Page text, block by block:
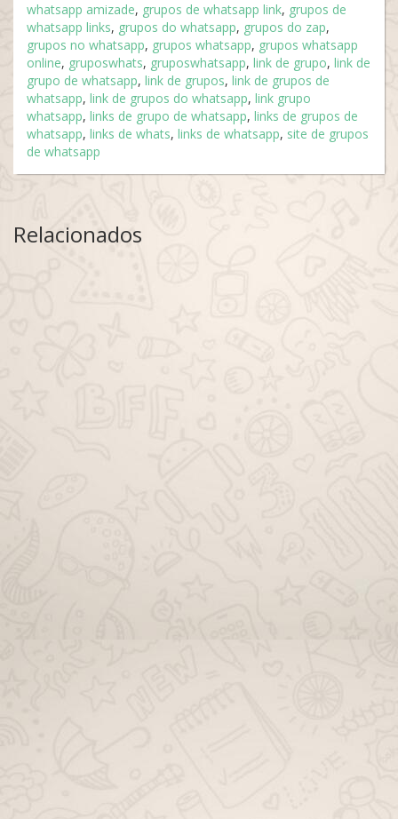
whatsapp amizade, grupos de whatsapp link, grupos de
whatsapp links, grupos do whatsapp, grupos do zap,
grupos no whatsapp, grupos whatsapp, grupos whatsapp
online, gruposwhats, gruposwhatsapp, link de grupo, link de
grupo de whatsapp, link de grupos, link de grupos de
whatsapp, link de grupos do whatsapp, link grupo
whatsapp, links de grupo de whatsapp, links de grupos de
whatsapp, links de whats, links de whatsapp, site de grupos
de whatsapp
Relacionados